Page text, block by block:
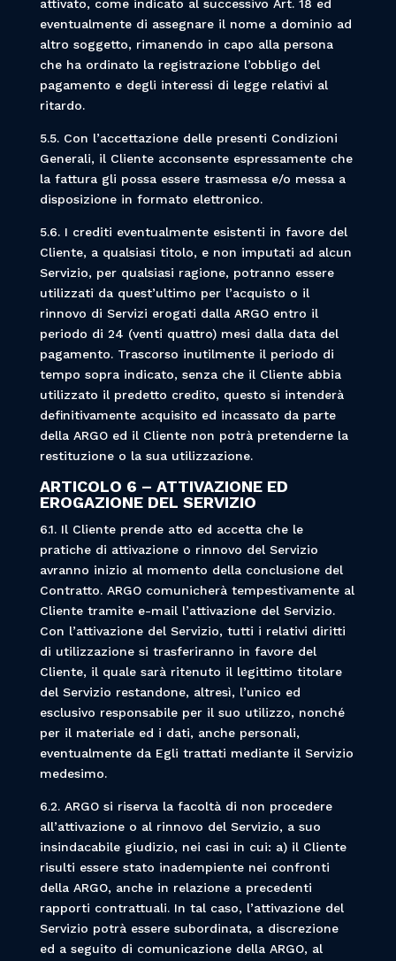
attivato, come indicato al successivo Art. 18 ed
eventualmente di assegnare il nome a dominio ad
altro soggetto, rimanendo in capo alla persona
che ha ordinato la registrazione l’obbligo del
pagamento e degli interessi di legge relativi al
ritardo.
5.5. Con l’accettazione delle presenti Condizioni
Generali, il Cliente acconsente espressamente che
la fattura gli possa essere trasmessa e/o messa a
disposizione in formato elettronico.
5.6. I crediti eventualmente esistenti in favore del
Cliente, a qualsiasi titolo, e non imputati ad alcun
Servizio, per qualsiasi ragione, potranno essere
utilizzati da quest’ultimo per l’acquisto o il
rinnovo di Servizi erogati dalla ARGO entro il
periodo di 24 (venti quattro) mesi dalla data del
pagamento. Trascorso inutilmente il periodo di
tempo sopra indicato, senza che il Cliente abbia
utilizzato il predetto credito, questo si intenderà
definitivamente acquisito ed incassato da parte
della ARGO ed il Cliente non potrà pretenderne la
restituzione o la sua utilizzazione.
ARTICOLO 6 – ATTIVAZIONE ED
EROGAZIONE DEL SERVIZIO
6.1. Il Cliente prende atto ed accetta che le
pratiche di attivazione o rinnovo del Servizio
avranno inizio al momento della conclusione del
Contratto. ARGO comunicherà tempestivamente al
Cliente tramite e-mail l’attivazione del Servizio.
Con l’attivazione del Servizio, tutti i relativi diritti
di utilizzazione si trasferiranno in favore del
Cliente, il quale sarà ritenuto il legittimo titolare
del Servizio restandone, altresì, l’unico ed
esclusivo responsabile per il suo utilizzo, nonché
per il materiale ed i dati, anche personali,
eventualmente da Egli trattati mediante il Servizio
medesimo.
6.2. ARGO si riserva la facoltà di non procedere
all’attivazione o al rinnovo del Servizio, a suo
insindacabile giudizio, nei casi in cui: a) il Cliente
risulti essere stato inadempiente nei confronti
della ARGO, anche in relazione a precedenti
rapporti contrattuali. In tal caso, l’attivazione del
Servizio potrà essere subordinata, a discrezione
ed a seguito di comunicazione della ARGO, al